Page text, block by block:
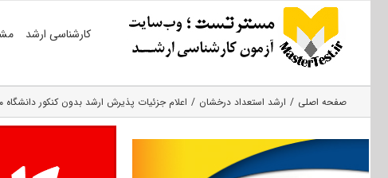
کارشناسی ارشد
صفحه اصلی ارشد استعداد درخشان اعلام جزئیات پذیرش ارشد بدون کنکور دانشگاه